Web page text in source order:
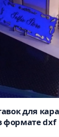
для
формате dxf